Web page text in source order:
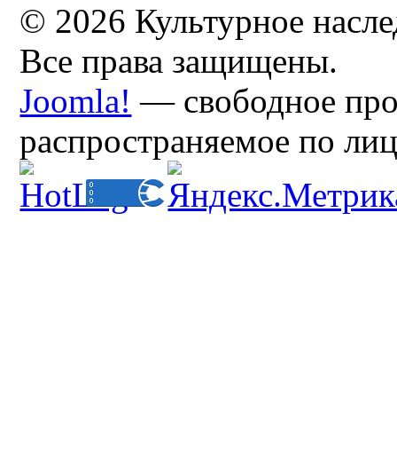
© 2026 Культурное
Все права защищены.
Joomla! — свободное
распространяемое по